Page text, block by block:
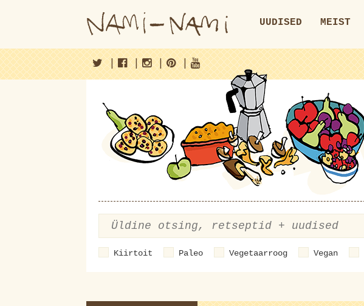
UUDISED MEIST
| | | |
Kiirtoit Paleo Vegetaarroog Vegan